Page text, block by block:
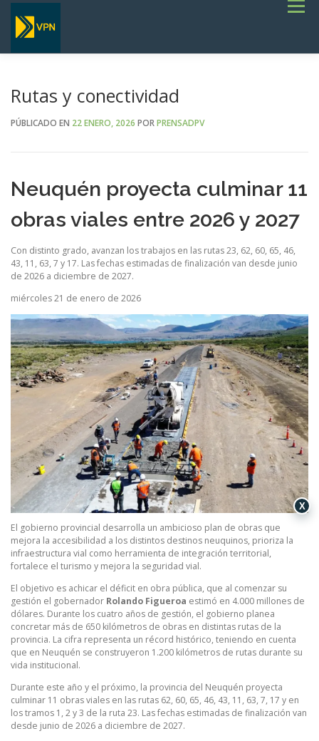
Saltar
contenido
Menú
TERMINOS DE REFERENCIA GENERALES- OBRAS VIALES
Rutas y conectividad
PÚBLICADO EN 22 ENERO, 2026 PORPRENSADPV
Neuquén proyecta culminar 11
obras viales entre 2026 y 2027
Con distinto grado, avanzan los trabajos en las rutas 23, 62, 60, 65, 46,
43, 11, 63, 7 y 17. Las fechas estimadas de finalización van desde junio
de 2026 a diciembre de 2027.
miércoles 21 de enero de 2026
El gobierno provincial desarrolla un ambicioso plan de obras que
mejora la accesibilidad a los distintos destinos neuquinos, prioriza la
infraestructura vial como herramienta de integración territorial,
fortalece el turismo y mejora la seguridad vial.
El objetivo es achicar el déficit en obra pública, que al comenzar su
gestión el gobernador Rolando Figueroa estimó en 4.000 millones de
dólares. Durante los cuatro años de gestión, el gobierno planea
concretar más de 650 kilómetros de obras en distintas rutas de la
provincia. La cifra representa un récord histórico, teniendo en cuenta
que en Neuquén se construyeron 1.200 kilómetros de rutas durante su
vida institucional.
Durante este año y el próximo, la provincia del Neuquén proyecta
culminar 11 obras viales en las rutas 62, 60, 65, 46, 43, 11, 63, 7, 17 y en
los tramos 1, 2 y 3 de la ruta 23. Las fechas estimadas de finalización van
desde junio de 2026 a diciembre de 2027.
X